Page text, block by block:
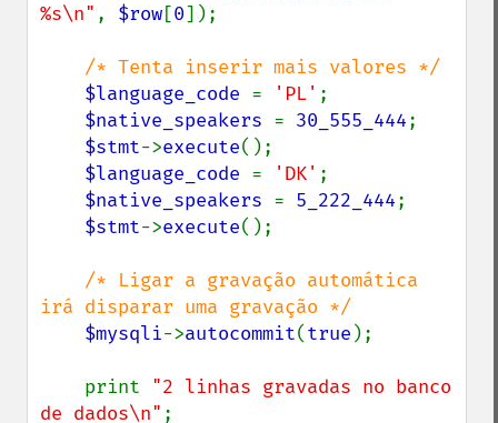
%s\n" , $row[0]);
/* Tenta inserir mais valores */
$language_code = 'PL' ;
$native_speakers = 30_555_444;
$stmt->execute();
$language_code = 'DK' ;
$native_speakers = 5_222_444;
$stmt->execute();
/* Ligar a gravação automática
irá disparar uma gravação */
$mysqli->autocommit(true );
    print
"2 linhas gravadas no banco
de dados\n" ;